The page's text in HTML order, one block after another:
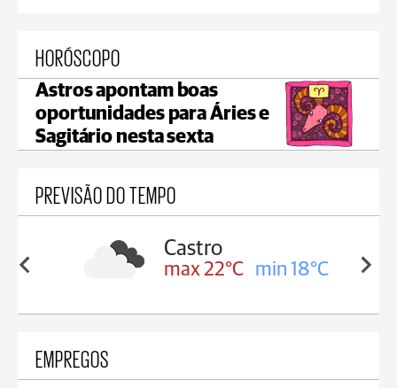
HORÓSCOPO
Astros apontam boas
oportunidades para Áries e
Sagitário nesta sexta
PREVISÃO DO TEMPO
18°C
Castro
max 22°C min 18°C
EMPREGOS